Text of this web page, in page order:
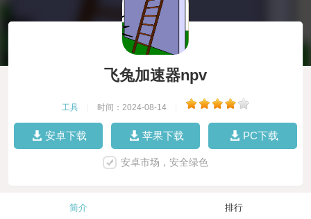
飞兔加速器npv
工具 时间：2024-08-14
安卓下载 苹果下载 PC下载
安卓市场，安全绿色
简介 排行